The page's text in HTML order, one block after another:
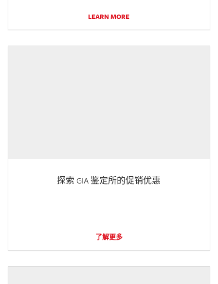
LEARN MORE
探索 GIA 鉴定所的促销优惠
了解更多